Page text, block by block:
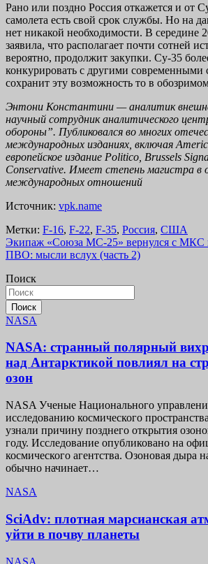
Рано или поздно Россия откажется и от
самолета есть свой срок службы. Но на
нет никакой необходимости. В середине
заявила, что располагает почти сотней
вероятно, продолжит закупки. Су-35
конкурировать с другими
сохранит эту возможность то в
Энтони Константини — аналитик
научный сотрудник аналитического
обороны”. Публиковался во многих
международных изданиях, включая
европейское издание Politico, Brussels
Conservative. Имеет степень магистра в
международных отношений
Источник: vpk.name
Метки: F-16, F-22, F-35, Россия, США
Навигация
по
записям
Экипаж «Союза МС-25» вернулся с МКС
ПВО: мысли вслух (часть 2)
Поиск
Поиск
NASA
NASA: странный полярный
над Антарктикой повлиял на
озон
NASA Ученые Национального
исследованию космического
узнали причину позднего открытия
году. Исследование опубликовано на
космического агентства. Озоновая дыра
обычно начинает…
NASA
SciAdv: плотная марсианская
уйти в почву планеты
NASA